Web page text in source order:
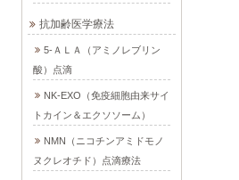
抗加齢医学療法
5-ＡＬＡ（アミノレブリン
酸）点滴
NK-EXO（免疫細胞由来サイ
トカイン＆エクソソーム）
NMN（ニコチンアミドモノ
ヌクレオチド）点滴療法